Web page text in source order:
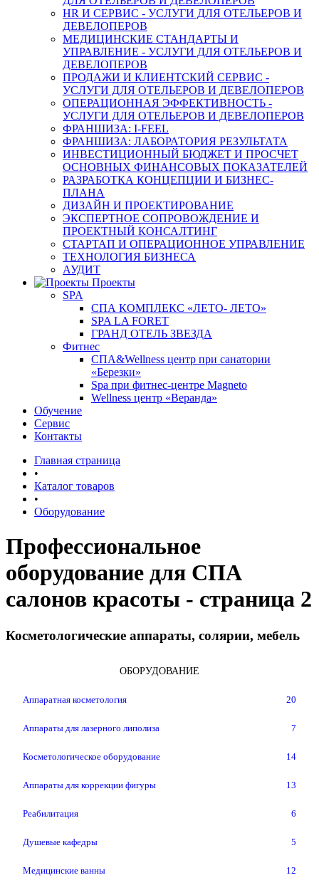
HR И СЕРВИС - УСЛУГИ ДЛЯ ОТЕЛЬЕРОВ И
ДЕВЕЛОПЕРОВ
МЕДИЦИНСКИЕ СТАНДАРТЫ И
УПРАВЛЕНИЕ - УСЛУГИ ДЛЯ ОТЕЛЬЕРОВ И
ДЕВЕЛОПЕРОВ
ПРОДАЖИ И КЛИЕНТСКИЙ СЕРВИС -
УСЛУГИ ДЛЯ ОТЕЛЬЕРОВ И ДЕВЕЛОПЕРОВ
ОПЕРАЦИОННАЯ ЭФФЕКТИВНОСТЬ -
УСЛУГИ ДЛЯ ОТЕЛЬЕРОВ И ДЕВЕЛОПЕРОВ
ФРАНШИЗА: I-FEEL
ФРАНШИЗА: ЛАБОРАТОРИЯ РЕЗУЛЬТАТА
ИНВЕСТИЦИОННЫЙ БЮДЖЕТ И ПРОСЧЕТ
ОСНОВНЫХ ФИНАНСОВЫХ ПОКАЗАТЕЛЕЙ
РАЗРАБОТКА КОНЦЕПЦИИ И БИЗНЕС-
ПЛАНА
ДИЗАЙН И ПРОЕКТИРОВАНИЕ
ЭКСПЕРТНОЕ СОПРОВОЖДЕНИЕ И
ПРОЕКТНЫЙ КОНСАЛТИНГ
СТАРТАП И ОПЕРАЦИОННОЕ УПРАВЛЕНИЕ
ТЕХНОЛОГИЯ БИЗНЕСА
АУДИТ
Проекты
SPA
СПА КОМПЛЕКС «ЛЕТО- ЛЕТО»
SPA LA FORET
ГРАНД ОТЕЛЬ ЗВЕЗДА
Фитнес
СПА&Wellness центр при санатории
«Березки»
Spa при фитнес-центре Magneto
Wellness центр «Веранда»
Обучение
Сервис
Контакты
Главная страница
•
Каталог товаров
•
Оборудование
Профессиональное
оборудование для СПА
салонов красоты - страница 2
Косметологические аппараты, солярии, мебель
ОБОРУДОВАНИЕ
Аппаратная косметология 20
Аппараты для лазерного липолиза 7
Косметологическое оборудование 14
Аппараты для коррекции фигуры 13
Реабилитация 6
Душевые кафедры 5
Медицинские ванны 12